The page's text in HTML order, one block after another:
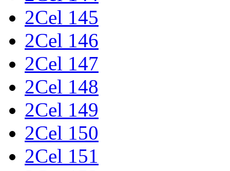
2Cel 145
2Cel 146
2Cel 147
2Cel 148
2Cel 149
2Cel 150
2Cel 151